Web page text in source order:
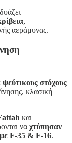
,
αεράμυνας.
ψεύτικους στόχους
κλασική
και
να χτύπησαν
με F-35 & F-16.